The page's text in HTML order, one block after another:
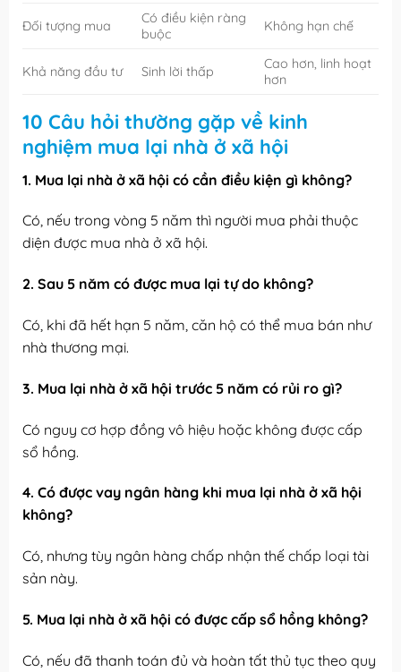
Đối tượng mua
Có điều kiện ràng
buộc
Không hạn chế
Khả năng đầu tư Sinh lời thấp
Cao hơn, linh hoạt
hơn
10 Câu hỏi thường gặp về kinh
nghiệm mua lại nhà ở xã hội
1. Mua lại nhà ở xã hội có cần điều kiện gì không?
Có, nếu trong vòng 5 năm thì người mua phải thuộc
diện được mua nhà ở xã hội.
2. Sau 5 năm có được mua lại tự do không?
Có, khi đã hết hạn 5 năm, căn hộ có thể mua bán như
nhà thương mại.
3. Mua lại nhà ở xã hội trước 5 năm có rủi ro gì?
Có nguy cơ hợp đồng vô hiệu hoặc không được cấp
sổ hồng.
4. Có được vay ngân hàng khi mua lại nhà ở xã hội
không?
Có, nhưng tùy ngân hàng chấp nhận thế chấp loại tài
sản này.
5. Mua lại nhà ở xã hội có được cấp sổ hồng không?
Có, nếu đã thanh toán đủ và hoàn tất thủ tục theo quy